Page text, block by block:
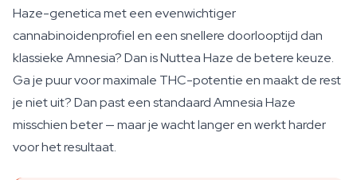
Haze-genetica met een evenwichtiger
cannabinoidenprofiel en een snellere doorlooptijd dan
klassieke Amnesia? Dan is Nuttea Haze de betere keuze.
Ga je puur voor maximale THC-potentie en maakt de rest
je niet uit? Dan past een standaard Amnesia Haze
misschien beter — maar je wacht langer en werkt harder
voor het resultaat.